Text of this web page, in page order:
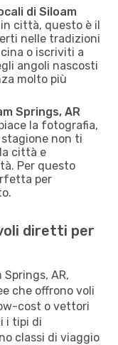
di Siloam
città, questo è il
nelle tradizioni
o iscriviti a
angoli nascosti
molto più
Springs, AR
la fotografia,
non ti
città e
Per questo
per
diretti per
AR,
che offrono voli
cost o vettori
i tipi di
classi di viaggio